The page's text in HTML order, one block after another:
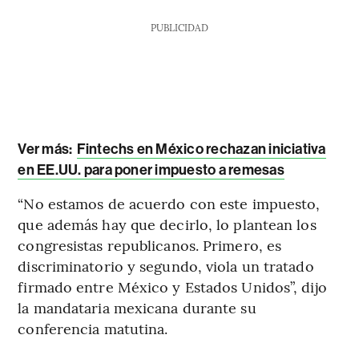
PUBLICIDAD
Ver más: Fintechs en México rechazan iniciativa
en EE.UU. para poner impuesto a remesas
“No estamos de acuerdo con este impuesto,
que además hay que decirlo, lo plantean los
congresistas republicanos. Primero, es
discriminatorio y segundo, viola un tratado
firmado entre México y Estados Unidos”, dijo
la mandataria mexicana durante su
conferencia matutina.